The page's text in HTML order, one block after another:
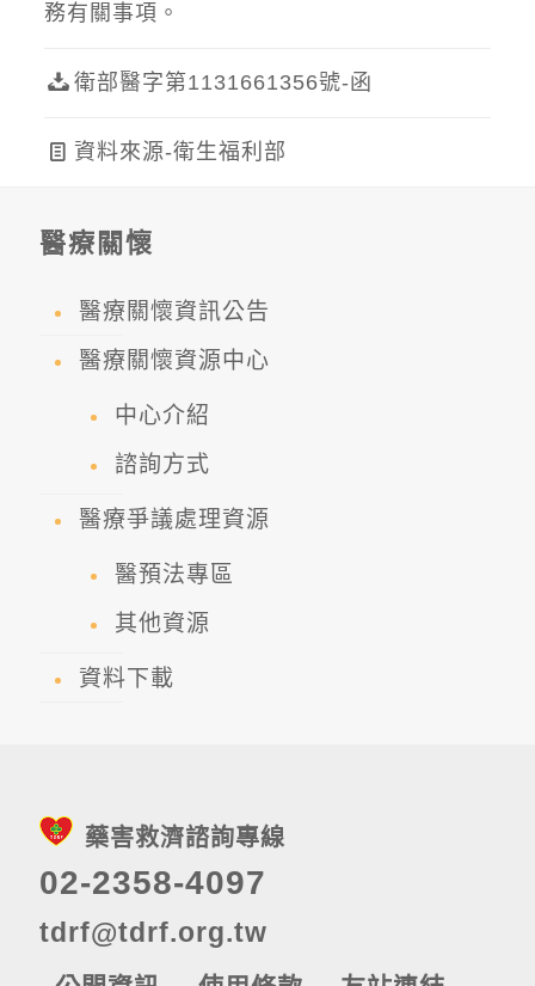
務有關事項。
衛部醫字第1131661356號-函
資料來源-衛生福利部
醫療關懷
醫療關懷資訊公告
醫療關懷資源中心
中心介紹
諮詢方式
醫療爭議處理資源
醫預法專區
其他資源
資料下載
藥害救濟諮詢專線
02-2358-4097
tdrf@tdrf.org.tw